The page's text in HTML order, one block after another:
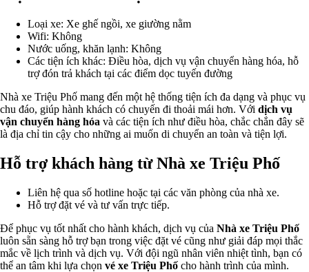
Loại xe: Xe ghế ngồi, xe giường nằm
Wifi: Không
Nước uống, khăn lạnh: Không
Các tiện ích khác: Điều hòa, dịch vụ vận chuyển hàng hóa, hỗ
trợ đón trả khách tại các điểm dọc tuyến đường
Nhà xe Triệu Phố mang đến một hệ thống tiện ích đa dạng và phục vụ
chu đáo, giúp hành khách có chuyến đi thoải mái hơn. Với dịch vụ
vận chuyển hàng hóa và các tiện ích như điều hòa, chắc chắn đây sẽ
là địa chỉ tin cậy cho những ai muốn di chuyển an toàn và tiện lợi.
Hỗ trợ khách hàng từ Nhà xe Triệu Phố
Liên hệ qua số hotline hoặc tại các văn phòng của nhà xe.
Hỗ trợ đặt vé và tư vấn trực tiếp.
Để phục vụ tốt nhất cho hành khách, dịch vụ của Nhà xe Triệu Phố
luôn sẵn sàng hỗ trợ bạn trong việc đặt vé cũng như giải đáp mọi thắc
mắc về lịch trình và dịch vụ. Với đội ngũ nhân viên nhiệt tình, bạn có
thể an tâm khi lựa chọn vé xe Triệu Phố cho hành trình của mình.